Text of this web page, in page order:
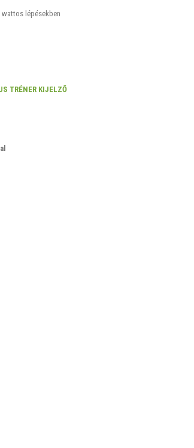
lépésekben
TRÉNER KIJELZŐ